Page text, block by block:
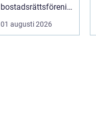
bostadsrättsförenin
gar och h...
01 augusti 2026